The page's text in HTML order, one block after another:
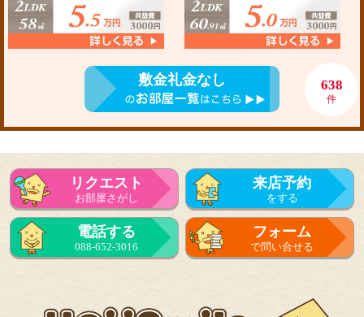
敷金礼金なし 638
件
リクエスト
お部屋さがし
来店予約
をする
電話する
088-652-3016
フォーム
で問い合せる